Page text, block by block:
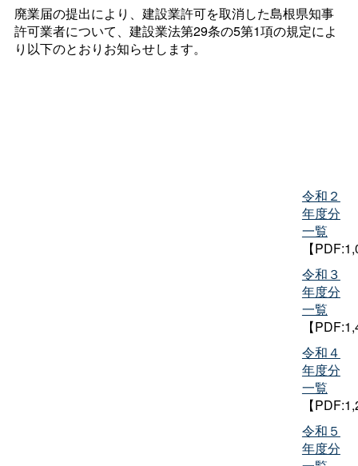
廃業届の提出により、建設業許可を取消した島根県知事
許可業者について、建設業法第29条の5第1項の規定によ
り以下のとおりお知らせします。
令和２
年度分
一覧
【
令和３
年度分
一覧
【
令和４
年度分
一覧
【
令和５
年度分